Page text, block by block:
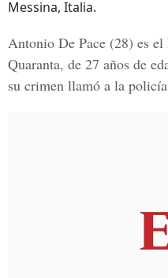
Messina, Italia.
Antonio De Pace (28) es el
Quaranta, de 27 años de
su crimen llamó a la